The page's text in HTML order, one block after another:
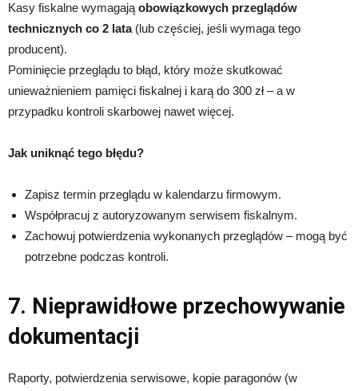
Kasy fiskalne wymagają obowiązkowych przeglądów
technicznych co 2 lata(lub częściej, jeśli wymaga tego
producent).
Pominięcie przeglądu to błąd, który może skutkować
unieważnieniem pamięci fiskalnej i karą do 300 zł – a w
przypadku kontroli skarbowej nawet więcej.
Jak uniknąć tego błędu?
Zapisz termin przeglądu w kalendarzu firmowym.
Współpracuj z autoryzowanym serwisem fiskalnym.
Zachowuj potwierdzenia wykonanych przeglądów – mogą być
potrzebne podczas kontroli.
7. Nieprawidłowe przechowywanie
dokumentacji
Raporty, potwierdzenia serwisowe, kopie paragonów (w